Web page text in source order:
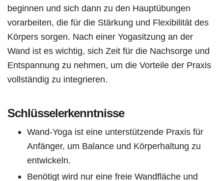
beginnen und sich dann zu den Hauptübungen
vorarbeiten, die für die Stärkung und Flexibilität des
Körpers sorgen. Nach einer Yogasitzung an der
Wand ist es wichtig, sich Zeit für die Nachsorge und
Entspannung zu nehmen, um die Vorteile der Praxis
vollständig zu integrieren.
Schlüsselerkenntnisse
Wand-Yoga ist eine unterstützende Praxis für
Anfänger, um Balance und Körperhaltung zu
entwickeln.
Benötigt wird nur eine freie Wandfläche und